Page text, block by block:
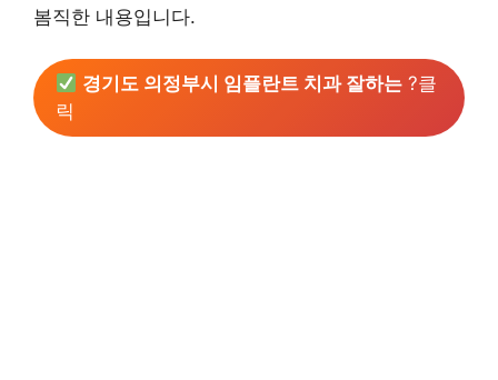
봄직한 내용입니다.
경기도 의정부시 임플란트 치과 잘하는 ?클
릭